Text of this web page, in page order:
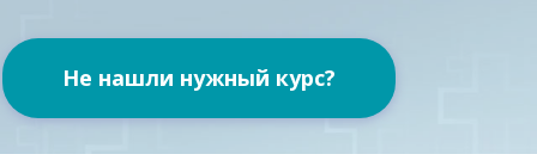
Не нашли нужный курс?